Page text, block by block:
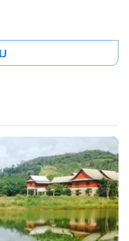
นค้าของผู้ประกอบการ
งทอง จะเข้าแจ้งความ
นคดีในข้อหาบุกรุกที่
อบยังไม่พบการกระทำ
ย่างใด นอกจากนี้เจ้า
นวน 3 คัน และให้หยุด